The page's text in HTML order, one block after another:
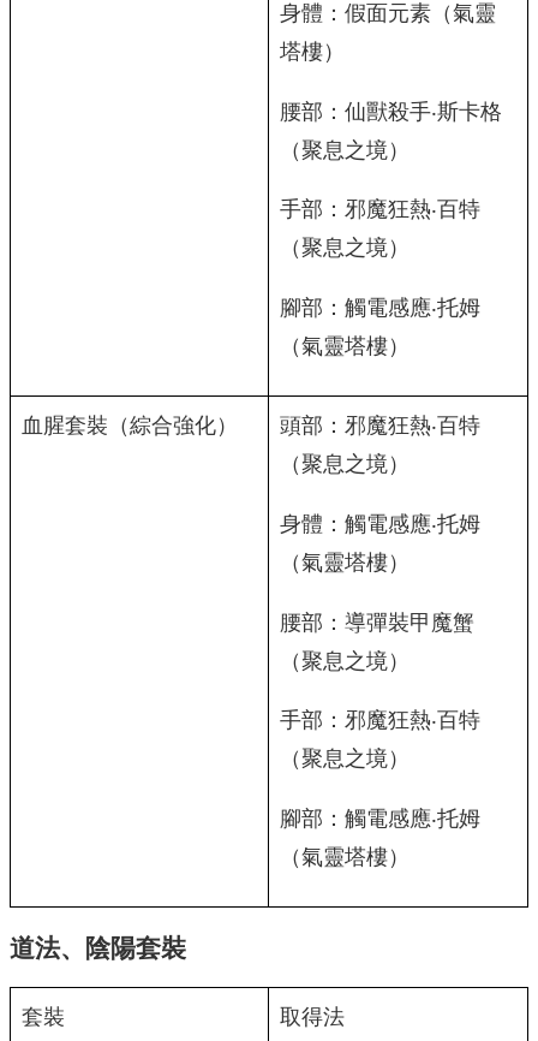
身體：假面元素（氣靈
塔樓）
腰部：仙獸殺手‧斯卡格
（聚息之境）
手部：邪魔狂熱‧百特
（聚息之境）
腳部：觸電感應‧托姆
（氣靈塔樓）
血腥套裝（綜合強化）
頭部：邪魔狂熱‧百特
（聚息之境）
身體：觸電感應‧托姆
（氣靈塔樓）
腰部：導彈裝甲魔蟹
（聚息之境）
手部：邪魔狂熱‧百特
（聚息之境）
腳部：觸電感應‧托姆
（氣靈塔樓）
道法、陰陽套裝
套裝 取得法